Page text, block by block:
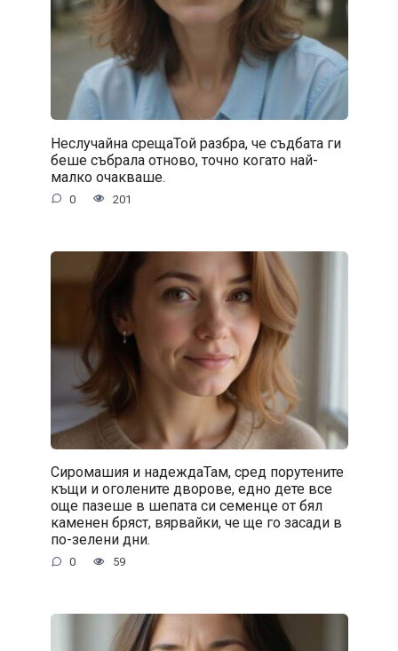
Неслучайна срещаТой разбра, че съдбата ги
беше събрала отново, точно когато най-
малко очакваше.
0 201
Сиромашия и надеждаТам, сред порутените
къщи и оголените дворове, едно дете все
още пазеше в шепата си семенце от бял
каменен бряст, вярвайки, че ще го засади в
по-зелени дни.
0 59